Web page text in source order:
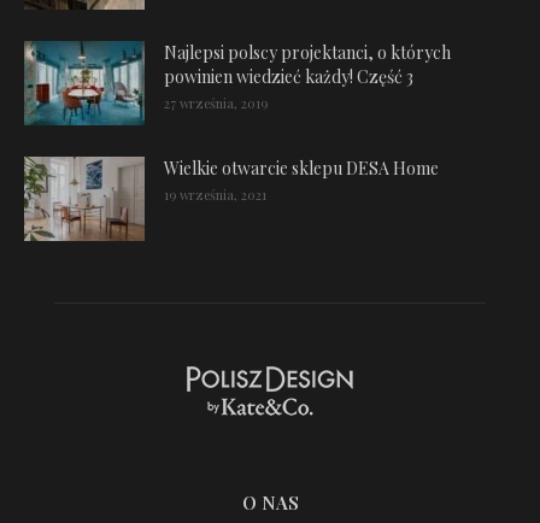
Najlepsi polscy projektanci, o których
powinien wiedzieć każdy! Część 3
27 września, 2019
Wielkie otwarcie sklepu DESA Home
19 września, 2021
O NAS